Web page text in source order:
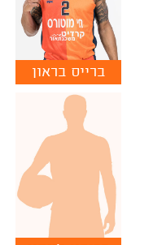
ברייס בראון